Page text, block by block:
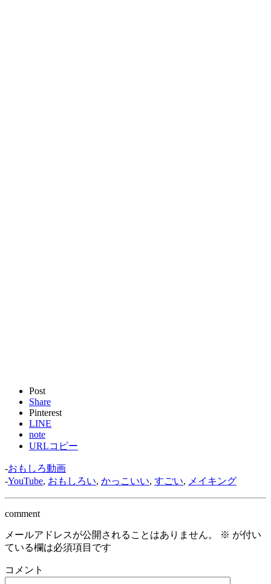
Post
Share
Pinterest
LINE
note
URLコピー
-おもしろ動画
-YouTube, おもしろい, かっこいい, すごい, メイキング
comment
メールアドレスが公開されることはありません。 ※ が付い
ている欄は必須項目です
コメント